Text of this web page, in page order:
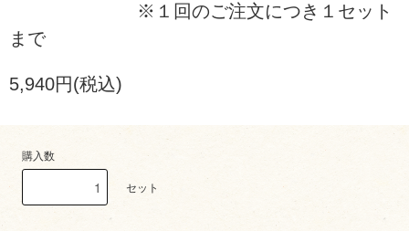
※１回のご注文につき１セット
まで
5,940円(税込)
購入数
セット